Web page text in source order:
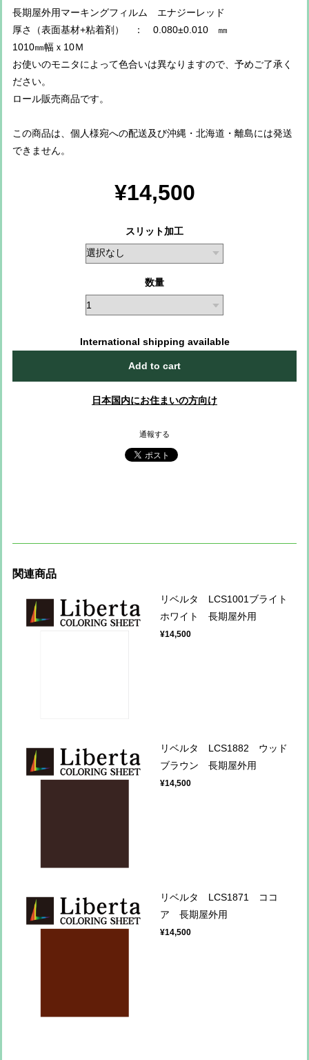
長期屋外用マーキングフィルム エナジーレッド
厚さ（表面基材+粘着剤） ： 0.080±0.010 ㎜
1010㎜幅ｘ10Ｍ
お使いのモニタによって色合いは異なりますので、予めご了承く
ださい。
ロール販売商品です。
この商品は、個人様宛への配送及び沖縄・北海道・離島には発送
できません。
¥14,500
スリット加工
数量
International shipping available
Add to cart
日本国内にお住まいの方向け
通報する
関連商品
リベルタ LCS1001ブライト
ホワイト 長期屋外用
¥14,500
リベルタ LCS1882 ウッド
ブラウン 長期屋外用
¥14,500
リベルタ LCS1871 ココ
ア 長期屋外用
¥14,500